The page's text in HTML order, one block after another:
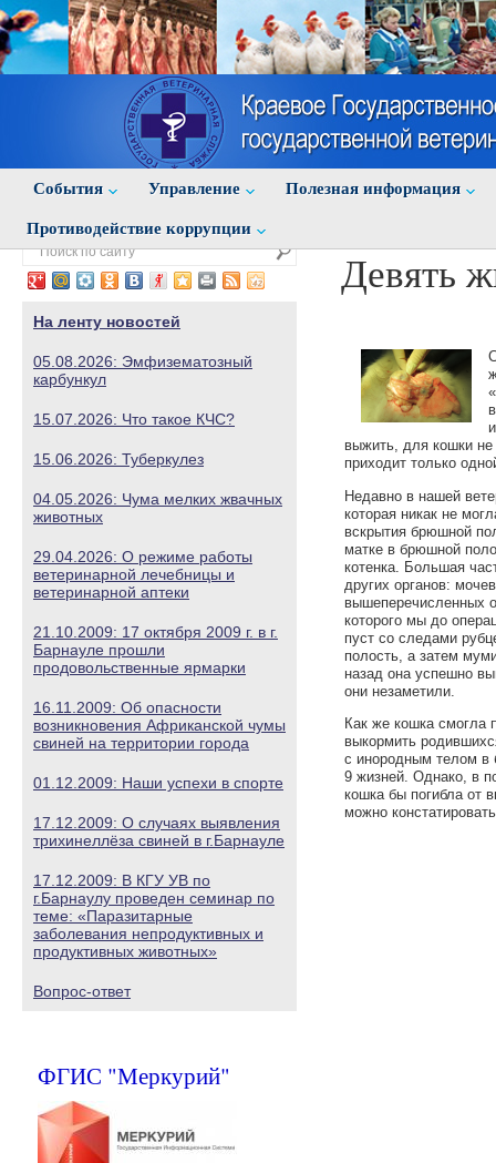
События Управление Полезная информация
Противодействие коррупции
На ленту новостей
05.08.2026: Эмфизематозный
карбункул
15.07.2026: Что такое КЧС?
15.06.2026: Туберкулез
04.05.2026: Чума мелких жвачных
животных
29.04.2026: О режиме работы
ветеринарной лечебницы и
ветеринарной аптеки
21.10.2009: 17 октября 2009 г. в г.
Барнауле прошли
продовольственные ярмарки
16.11.2009: Об опасности
возникновения Африканской чумы
свиней на территории города
01.12.2009: Наши успехи в спорте
17.12.2009: О случаях выявления
трихинеллёза свиней в г.Барнауле
17.12.2009: В КГУ УВ по
г.Барнаулу проведен семинар по
теме: «Паразитарные
заболевания непродуктивных и
продуктивных животных»
Вопрос-ответ
ФГИС "Меркурий"
Девять
выжить, для кошки
приходит только
Недавно в нашей
которая никак не
вскрытия брюшной
матке в брюшной
котенка. Большая
других органов:
вышеперечисленных
которого мы до
пуст со следами
полость, а затем
назад она успешно
они незаметили.
Как же кошка смогла
выкормить
с инородным телом в
9 жизней. Однако, в
кошка бы погибла от
можно